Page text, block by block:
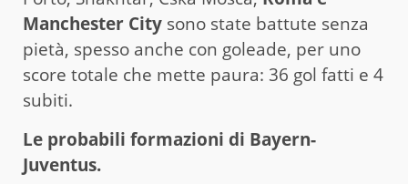
Manchester City sono state battute senza
pietà, spesso anche con goleade, per uno
score totale che mette paura: 36 gol fatti e 4
subiti.
Le probabili formazioni di Bayern-
Juventus.